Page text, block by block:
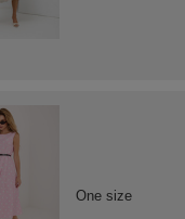
One size